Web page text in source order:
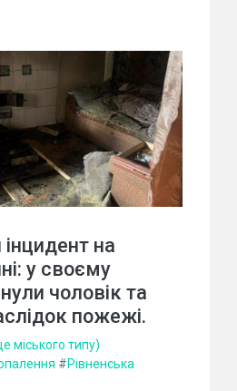
інцидент на
у своєму
чоловік та
пожежі.
міського типу)
#Рівненська